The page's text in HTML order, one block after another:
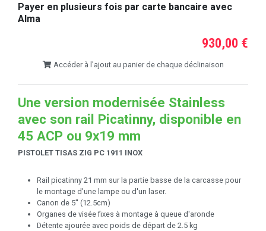
Payer en plusieurs fois par carte bancaire avec
Alma
930,00 €
Accéder à l'ajout au panier de chaque déclinaison
Une version modernisée Stainless
avec son rail Picatinny, disponible en
45 ACP ou 9x19 mm
PISTOLET TISAS ZIG PC 1911 INOX
Rail picatinny 21 mm sur la partie basse de la carcasse pour
le montage d'une lampe ou d'un laser.
Canon de 5'' (12.5cm)
Organes de visée fixes à montage à queue d'aronde
Détente ajourée avec poids de départ de 2.5 kg